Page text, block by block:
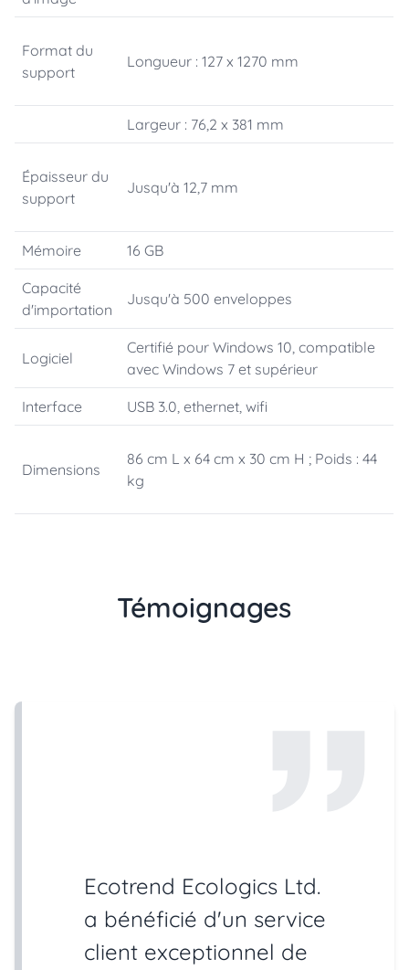
Format du
support
Longueur : 127 x 1270 mm
Largeur : 76,2 x 381 mm
Épaisseur du
support
Jusqu'à 12,7 mm
Mémoire 16 GB
Capacité
d'importation
Jusqu'à 500 enveloppes
Logiciel
Certifié pour Windows 10, compatible
avec Windows 7 et supérieur
Interface USB 3.0, ethernet, wifi
Dimensions
86 cm L x 64 cm x 30 cm H ; Poids : 44
kg
Témoignages
Ecotrend Ecologics Ltd.
a bénéficié d'un service
client exceptionnel de